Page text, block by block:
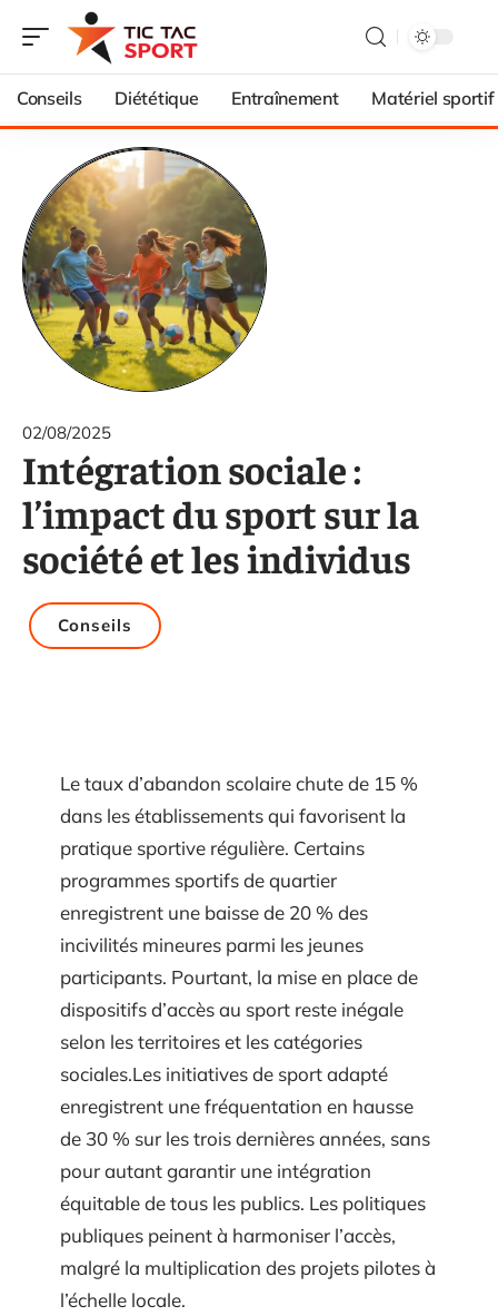
Conseils Diététique Entraînement Matériel sportif
02/08/2025
Intégration sociale :
l’impact du sport sur la
société et les individus
Conseils
Le taux d’abandon scolaire chute de 15 %
dans les établissements qui favorisent la
pratique sportive régulière. Certains
programmes sportifs de quartier
enregistrent une baisse de 20 % des
incivilités mineures parmi les jeunes
participants. Pourtant, la mise en place de
dispositifs d’accès au sport reste inégale
selon les territoires et les catégories
sociales.Les initiatives de sport adapté
enregistrent une fréquentation en hausse
de 30 % sur les trois dernières années, sans
pour autant garantir une intégration
équitable de tous les publics. Les politiques
publiques peinent à harmoniser l’accès,
malgré la multiplication des projets pilotes à
l’échelle locale.